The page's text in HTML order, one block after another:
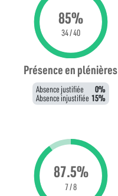
85%
34 / 40
Présence en plénières
Absence justifiée 0%
Absence injustifiée 15%
87.5%
7 / 8